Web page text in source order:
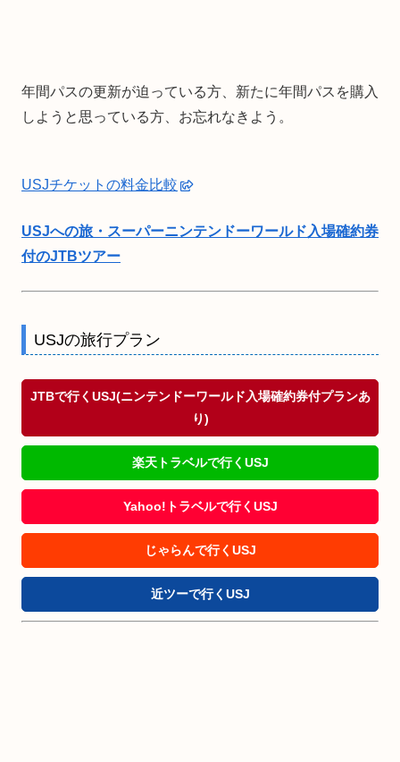
年間パスの更新が迫っている方、新たに年間パスを購入
しようと思っている方、お忘れなきよう。
USJチケットの料金比較
USJへの旅・スーパーニンテンドーワールド入場確約券
付のJTBツアー
USJの旅行プラン
JTBで行くUSJ(ニンテンドーワールド入場確約券付プランあ
り)
楽天トラベルで行くUSJ
Yahoo!トラベルで行くUSJ
じゃらんで行くUSJ
近ツーで行くUSJ